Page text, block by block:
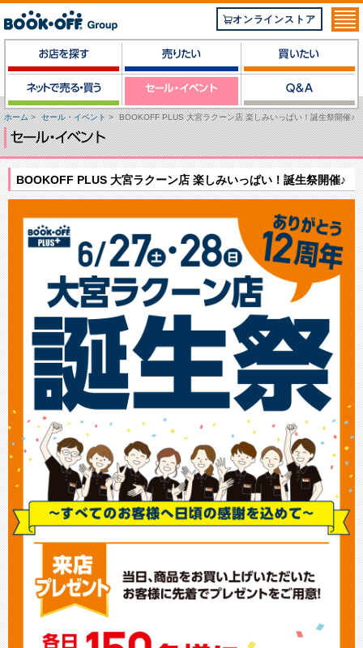
オンラインストア
ホーム> セール・イベント> BOOKOFF PLUS 大宮ラクーン店 楽しみいっぱい！誕生祭開催♪
BOOKOFF PLUS 大宮ラクーン店 楽しみいっぱい！誕生祭開催♪